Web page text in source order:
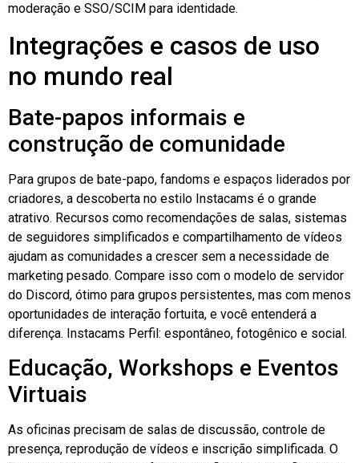
moderação e SSO/SCIM para identidade.
Integrações e casos de uso
no mundo real
Bate-papos informais e
construção de comunidade
Para grupos de bate-papo, fandoms e espaços liderados por
criadores, a descoberta no estilo Instacams é o grande
atrativo. Recursos como recomendações de salas, sistemas
de seguidores simplificados e compartilhamento de vídeos
ajudam as comunidades a crescer sem a necessidade de
marketing pesado. Compare isso com o modelo de servidor
do Discord, ótimo para grupos persistentes, mas com menos
oportunidades de interação fortuita, e você entenderá a
diferença. Instacams Perfil: espontâneo, fotogênico e social.
Educação, Workshops e Eventos
Virtuais
As oficinas precisam de salas de discussão, controle de
presença, reprodução de vídeos e inscrição simplificada. O